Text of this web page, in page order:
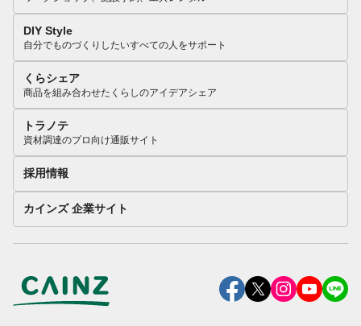
DIY Style
自分でものづくりしたいすべての人をサポート
くらシェア
商品を組み合わせたくらしのアイデアシェア
トラノテ
資材調達のプロ向け通販サイト
採用情報
カインズ 企業サイト